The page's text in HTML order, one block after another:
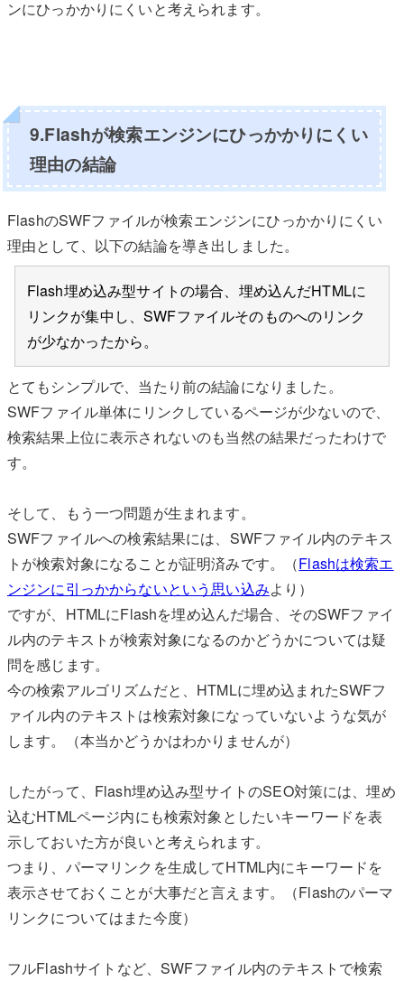
ンにひっかかりにくいと考えられます。
9.Flashが検索エンジンにひっかかりにくい
理由の結論
FlashのSWFファイルが検索エンジンにひっかかりにくい
理由として、以下の結論を導き出しました。
Flash埋め込み型サイトの場合、埋め込んだHTMLに
リンクが集中し、SWFファイルそのものへのリンク
が少なかったから。
とてもシンプルで、当たり前の結論になりました。
SWFファイル単体にリンクしているページが少ないので、
検索結果上位に表示されないのも当然の結果だったわけで
す。
そして、もう一つ問題が生まれます。
SWFファイルへの検索結果には、SWFファイル内のテキス
トが検索対象になることが証明済みです。（Flashは検索エ
ンジンに引っかからないという思い込みより）
ですが、HTMLにFlashを埋め込んだ場合、そのSWFファイ
ル内のテキストが検索対象になるのかどうかについては疑
問を感じます。
今の検索アルゴリズムだと、HTMLに埋め込まれたSWFフ
ァイル内のテキストは検索対象になっていないような気が
します。（本当かどうかはわかりませんが）
したがって、Flash埋め込み型サイトのSEO対策には、埋め
込むHTMLページ内にも検索対象としたいキーワードを表
示しておいた方が良いと考えられます。
つまり、パーマリンクを生成してHTML内にキーワードを
表示させておくことが大事だと言えます。（Flashのパーマ
リンクについてはまた今度）
フルFlashサイトなど、SWFファイル内のテキストで検索